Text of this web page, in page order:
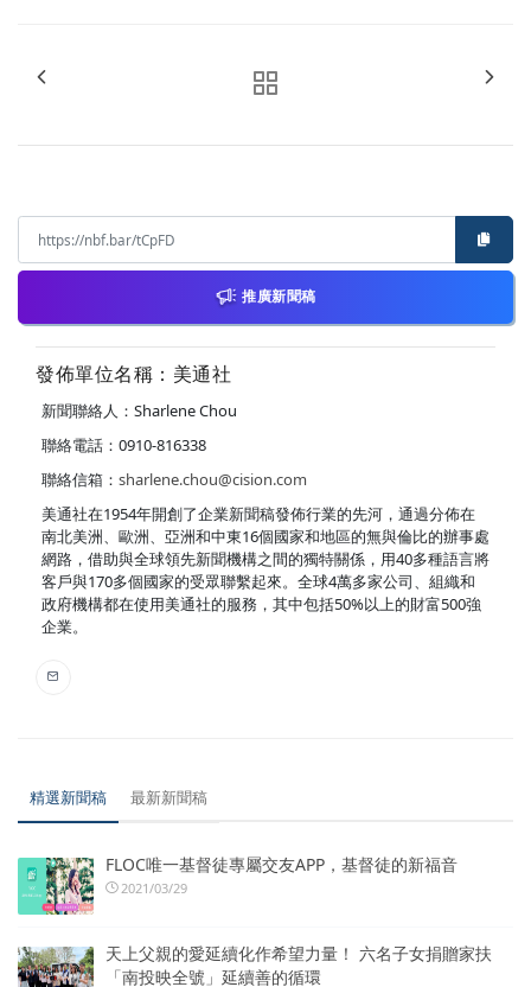
推廣新聞稿
發佈單位名稱：美通社
新聞聯絡人：Sharlene Chou
聯絡電話：0910-816338
聯絡信箱： sharlene.chou@cision.com
美通社在1954年開創了企業新聞稿發佈行業的先河，通過分佈在
南北美洲、歐洲、亞洲和中東16個國家和地區的無與倫比的辦事處
網路，借助與全球領先新聞機構之間的獨特關係，用40多種語言將
客戶與170多個國家的受眾聯繫起來。全球4萬多家公司、組織和
政府機構都在使用美通社的服務，其中包括50%以上的財富500強
企業。
精選新聞稿 最新新聞稿
FLOC唯一基督徒專屬交友APP，基督徒的新福音
2021/03/29
天上父親的愛延續化作希望力量！ 六名子女捐贈家扶
「南投映全號」延續善的循環